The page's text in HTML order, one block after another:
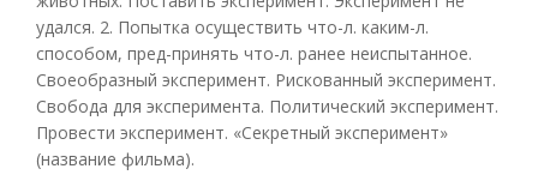
удался. 2. Попытка осуществить что-л. каким-л.
способом, пред-принять что-л. ранее неиспытанное.
Своеобразный эксперимент. Рискованный эксперимент.
Свобода для эксперимента. Политический эксперимент.
Провести эксперимент. «Секретный эксперимент»
(название фильма).